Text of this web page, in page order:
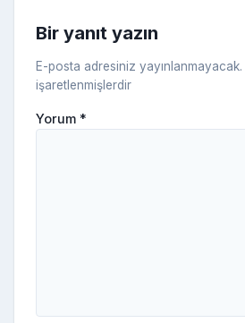
ki
Bir yanıt yazın
E-posta adresiniz yayınlanmayacak.
işaretlenmişlerdir
Yorum *